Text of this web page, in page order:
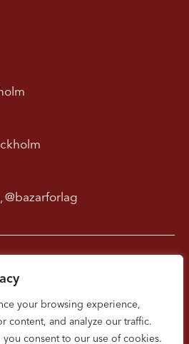
your browsing experience,
content, and analyze our traffic.
consent to our use of cookies.
@bazarforlag
Cookies